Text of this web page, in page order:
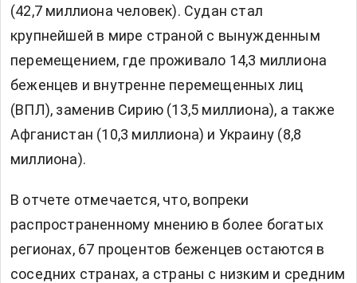
(42,7 миллиона человек). Судан стал
крупнейшей в мире страной с вынужденным
перемещением, где проживало 14,3 миллиона
беженцев и внутренне перемещенных лиц
(ВПЛ), заменив Сирию (13,5 миллиона), а также
Афганистан (10,3 миллиона) и Украину (8,8
миллиона).
В отчете отмечается, что, вопреки
распространенному мнению в более богатых
регионах, 67 процентов беженцев остаются в
соседних странах, а страны с низким и средним